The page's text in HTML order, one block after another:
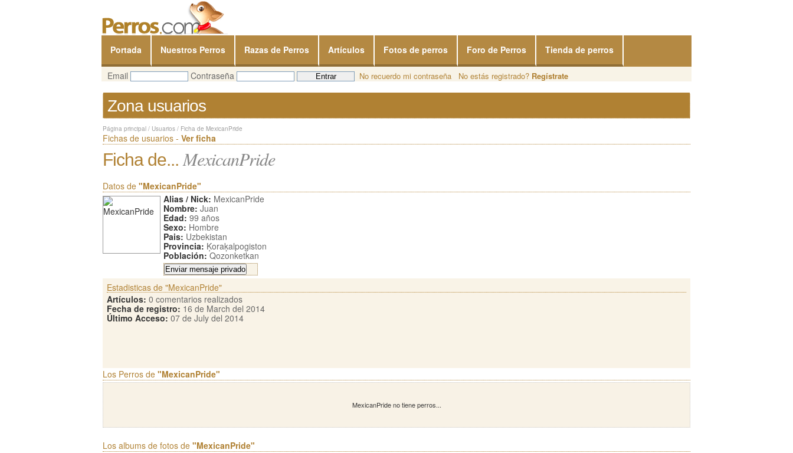
Portada Nuestros Perros Razas de Perros Artículos Fotos de perros Foro de Perros Tienda de perros
Email Contraseña No recuerdo mi contraseña No estás registrado? Regístrate
Zona usuarios
Página principal / Usuarios / Ficha de MexicanPride
Fichas de usuarios - Ver ficha
Ficha de... MexicanPride
Datos de "MexicanPride"
Alias / Nick: MexicanPride
Nombre: Juan
Edad: 99 años
Sexo: Hombre
Pais: Uzbekistan
Provincia: Ķoraķalpogiston
Población: Qozonketkan
Estadisticas de "MexicanPride"
Artículos: 0 comentarios realizados
Fecha de registro: 16 de March del 2014
Último Acceso: 07 de July del 2014
Los Perros de "MexicanPride"
MexicanPride no tiene perros...
Los albums de fotos de "MexicanPride"